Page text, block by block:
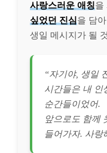
사랑스러운 애칭을
싶었던 진심 을 담
생일 메시지가 될
“자기야, 생일
시간들은 내 인
순간들이었어.
앞으로도 함께
들어가자. 사랑